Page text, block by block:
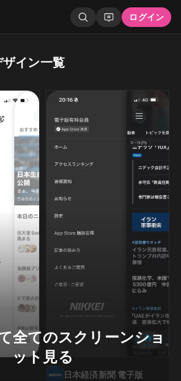
ログイン
イン一覧
日本経済新聞 電子版
全てのスクリーンショ
ット見る